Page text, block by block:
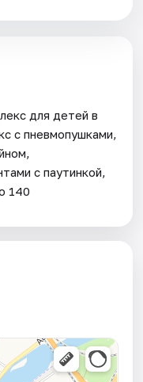
для детей в
с пневмопушками,
с паутинкой,
140